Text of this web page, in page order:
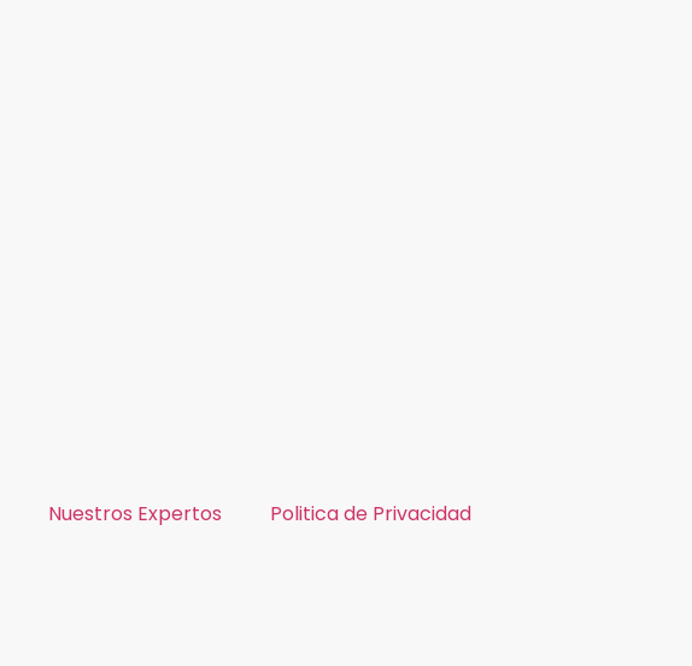
Nuestros Expertos Politica de Privacidad